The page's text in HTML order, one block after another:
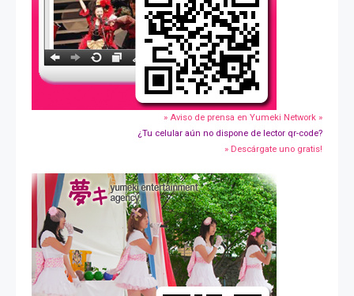
» Aviso de prensa en Yumeki Network »
¿Tu celular aún no dispone de lector qr-code?
» Descárgate uno gratis!